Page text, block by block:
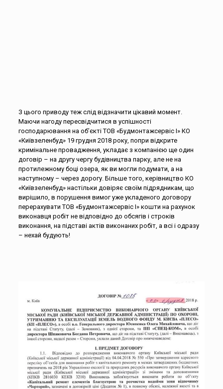
З цього приводу теж слід відзначити цікавий момент.
Маючи нагоду пересвідчитися в успішності
господарювання на об’єкті ТОВ «Будмонтажсервіс І» КО
«Київзеленбуд» 19 грудня 2018 року, попри відкрите
кримінальне провадження, укладає з компанією ще один
договір – на другу чергу будівництва парку, але не на
протилежному боці озера, як ви могли подумати, а на
наступному – через дорогу. Більше того, керівництво КО
«Київзеленбуд» настільки довіряє своїм підрядникам, що
вирішило, в порушення вимог уже укладеного договору
перерахувати ТОВ «Будмонтажсервіс І» кошти на рахунок
виконавця робіт не відповідно до обсягів і строків
виконання, на підставі актів виконаних робіт, а всі і одразу
– нехай будують!